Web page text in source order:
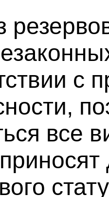
с
все